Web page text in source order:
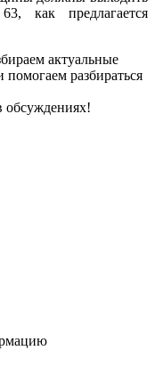
предлагается
актуальные
разбираться
обсуждениях!